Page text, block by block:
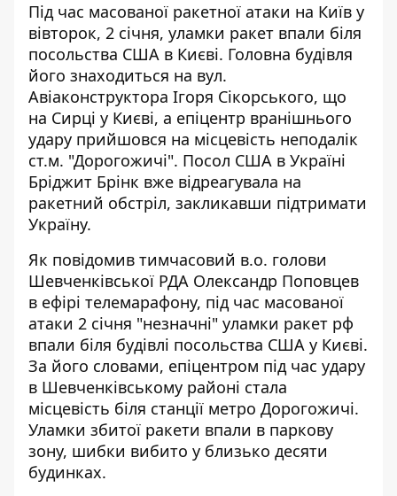
Під час масованої ракетної атаки на Київ у
вівторок, 2 січня, уламки ракет впали біля
посольства США в Києві. Головна будівля
його знаходиться на вул.
Авiаконструктора Iгоря Сiкорського, що
на Сирці у Києві, а епіцентр вранішнього
удару прийшовся на місцевість неподалік
ст.м. "Дорогожичі". Посол США в Україні
Бріджит Брінк вже відреагувала на
ракетний обстріл, закликавши підтримати
Україну.
Як повідомив тимчасовий в.о. голови
Шевченківської РДА Олександр Поповцев
в ефірі телемарафону, під час масованої
атаки 2 січня "незначні" уламки ракет рф
впали біля будівлі посольства США у Києві.
За його словами, епіцентром під час удару
в Шевченківському районі стала
місцевість біля станції метро Дорогожичі.
Уламки збитої ракети впали в паркову
зону, шибки вибито у близько десяти
будинках.